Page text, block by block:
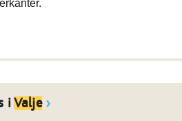
i Valje